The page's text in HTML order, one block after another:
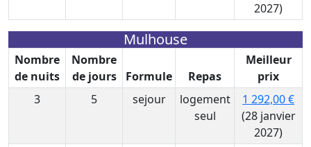
2027)
Mulhouse
Nombre
de nuits
Nombre
de jours
Formule Repas
Meilleur
prix
3
5 sejour
logement
seul
1 292,00 €
(28 janvier
2027)